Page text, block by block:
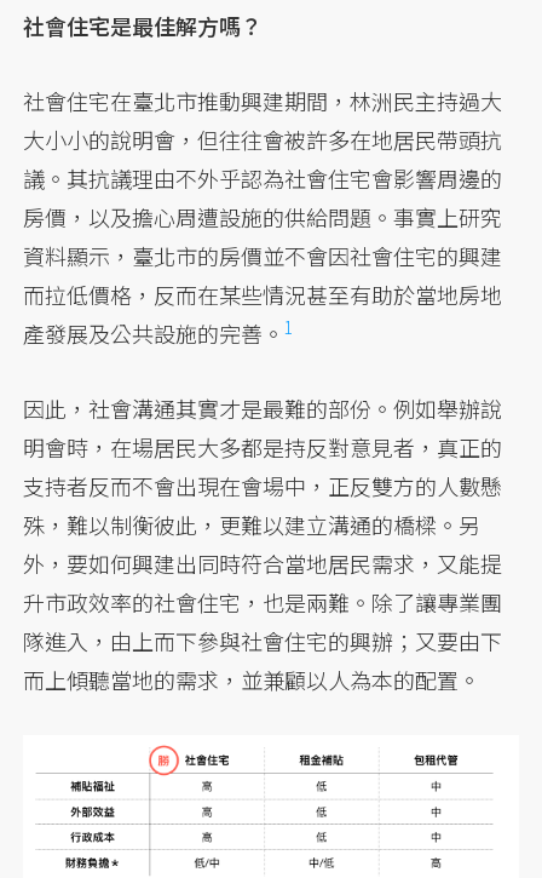
社會住宅是最佳解方嗎？
社會住宅在臺北市推動興建期間，林洲民主持過大
大小小的說明會，但往往會被許多在地居民帶頭抗
議。其抗議理由不外乎認為社會住宅會影響周邊的
房價，以及擔心周遭設施的供給問題。事實上研究
資料顯示，臺北市的房價並不會因社會住宅的興建
而拉低價格，反而在某些情況甚至有助於當地房地
產發展及公共設施的完善。1
因此，社會溝通其實才是最難的部份。例如舉辦說
明會時，在場居民大多都是持反對意見者，真正的
支持者反而不會出現在會場中，正反雙方的人數懸
殊，難以制衡彼此，更難以建立溝通的橋樑。另
外，要如何興建出同時符合當地居民需求，又能提
升市政效率的社會住宅，也是兩難。除了讓專業團
隊進入，由上而下參與社會住宅的興辦；又要由下
而上傾聽當地的需求，並兼顧以人為本的配置。